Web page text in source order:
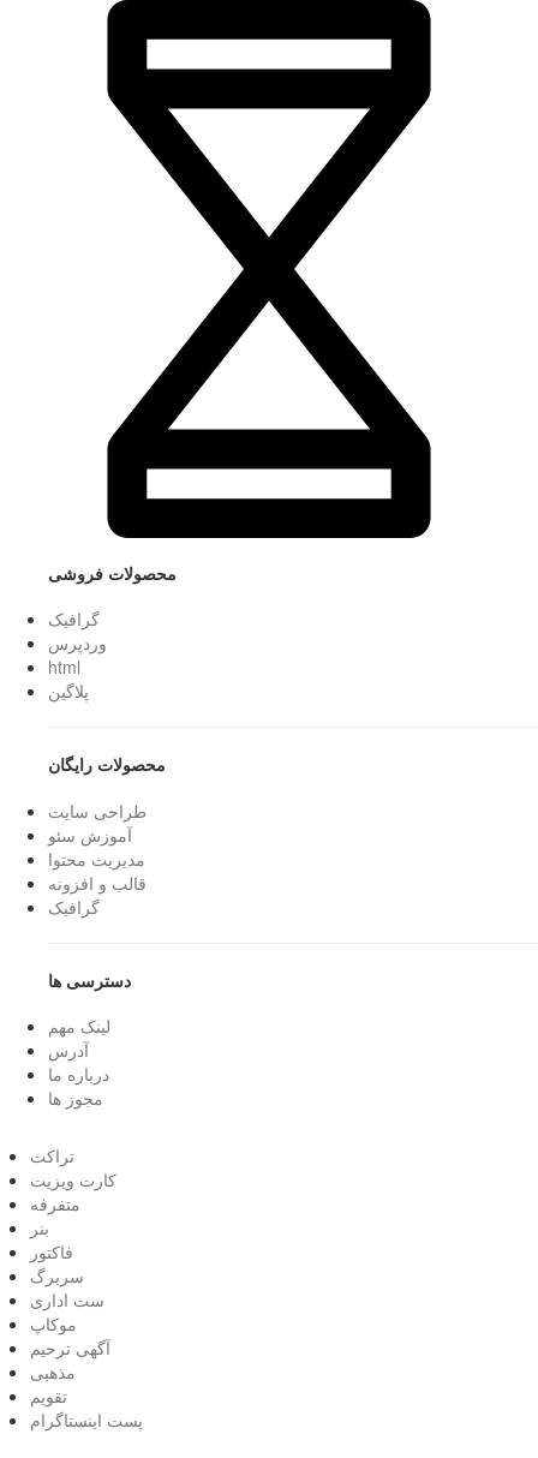
محصولات فروشی
گرافیک
وردپرس
html
پلاگین
محصولات رایگان
طراحی سایت
آموزش سئو
مدیریت محتوا
قالب و افزونه
گرافیک
دسترسی ها
لینک مهم
آدرس
درباره ما
مجوز ها
تراکت
کارت ویزیت
متفرفه
بنر
فاکتور
سربرگ
ست اداری
موکاپ
آگهی ترحیم
مذهبی
تقویم
پست اینستاگرام